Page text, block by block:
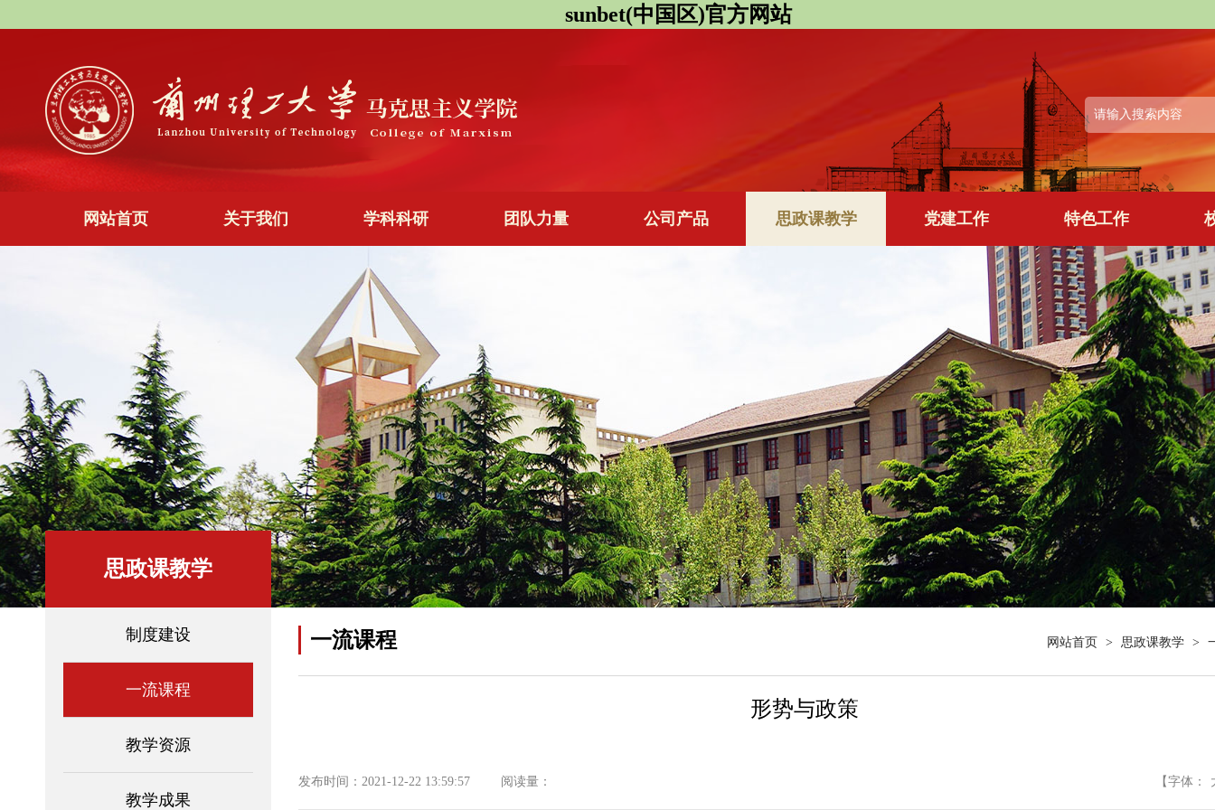
sunbet(中国区)官方网站
网站首页 关于我们 学科科研 团队力量 公司产品 思政课教学 党建工作 特色工作
思政课教学
制度建设
一流课程
教学资源
教学成果
一流课程 网站首页 > 思政课教学 >
形势与政策
发布时间：2021-12-22 13:59:57 阅读量： 【字体：